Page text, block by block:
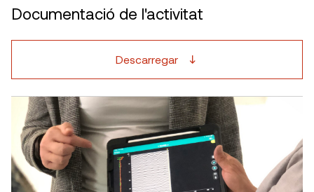
Documentació de l'activitat
Descarregar